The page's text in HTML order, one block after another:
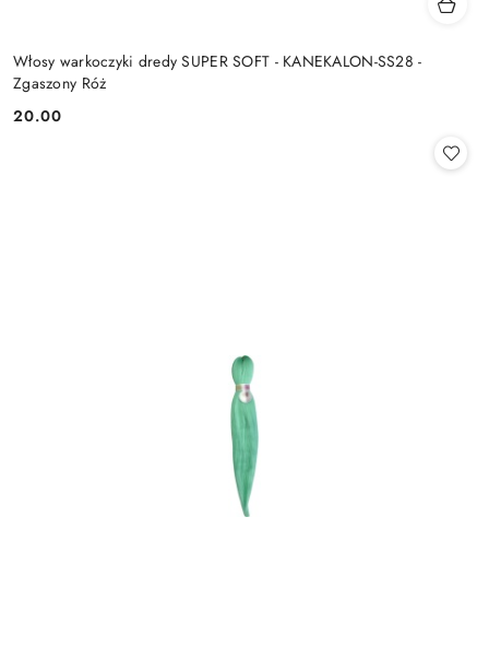
Włosy warkoczyki dredy SUPER SOFT - KANEKALON-SS28 -
Zgaszony Róż
Cena:
20.00